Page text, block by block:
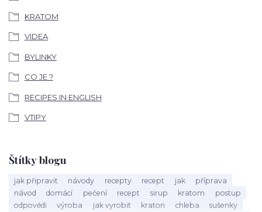
KRATOM
VIDEA
BYLINKY
CO JE ?
RECIPES IN ENGLISH
VTIPY
Štítky blogu
jak připravit návody recepty recept jak
příprava
návod
domácí pečení recept sirup kratom
postup
odpovědi
výroba jak vyrobit kraton chleba
sušenky